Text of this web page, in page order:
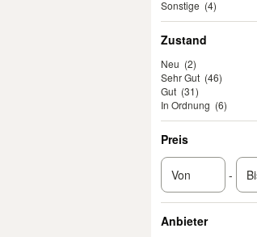
Sonstige (4)
Zustand
Neu (2)
Sehr Gut (46)
Gut (31)
In Ordnung (6)
Preis
-
Anbieter